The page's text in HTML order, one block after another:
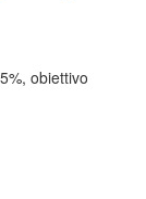
obiettivo